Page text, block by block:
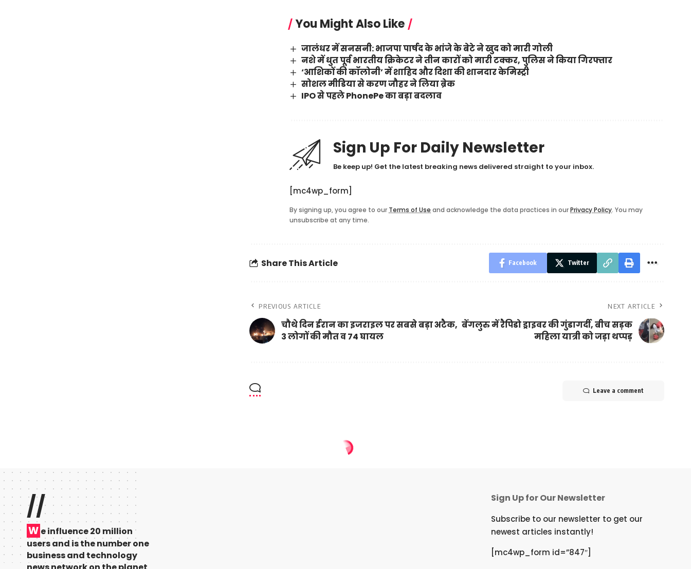
You Might Also Like
जालंधर में सनसनी: भाजपा पार्षद के भांजे के बेटे ने खुद को मारी गोली
नशे में धुत पूर्व भारतीय क्रिकेटर ने तीन कारों को मारी टक्कर, पुलिस ने किया गिरफ्तार
‘आशिकों की कॉलोनी’ में शाहिद और दिशा की शानदार केमिस्ट्री
सोशल मीडिया से करण जौहर ने लिया ब्रेक
IPO से पहले PhonePe का बड़ा बदलाव
Sign Up For Daily Newsletter
Be keep up! Get the latest breaking news delivered straight to your inbox.
[mc4wp_form]
By signing up, you agree to our Terms of Use and acknowledge the data practices in ourPrivacy Policy. You may
unsubscribe at any time.
Share This Article Facebook Twitter
PREVIOUS ARTICLE
चौथे दिन ईरान का इजराइल पर सबसे बड़ा अटैक,
3 लोगों की मौत व 74 घायल
NEXT ARTICLE
बेंगलुरु में रैपिडो ड्राइवर की गुंडागर्दी, बीच सड़क
महिला यात्री को जड़ा थप्पड़
Leave a comment
//
W e influence 20 million
users and is the number one
business and technology
Sign Up for Our Newsletter
Subscribe to our newsletter to get our
newest articles instantly!
[mc4wp_form id=”847″]